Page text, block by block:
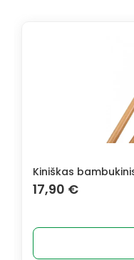
teptukas kaligrafijai Nr. 3